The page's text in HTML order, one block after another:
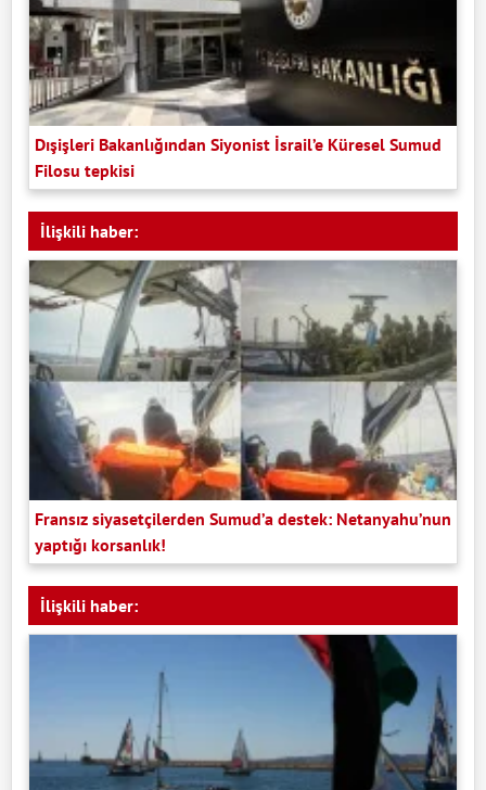
Dışişleri Bakanlığından Siyonist İsrail’e Küresel Sumud
Filosu tepkisi
İlişkili haber:
Fransız siyasetçilerden Sumud’a destek: Netanyahu’nun
yaptığı korsanlık!
İlişkili haber: